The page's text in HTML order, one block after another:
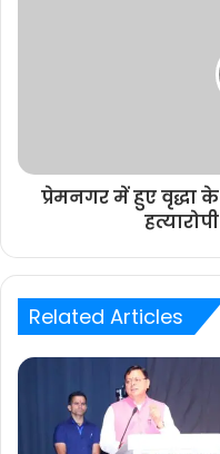
प्रेमनगर में हुए वृद्धा
Related Articles